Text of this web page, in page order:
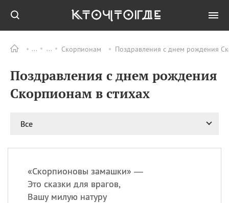
Скорпионам Поздравления с днем рождения
Поздравления с днем рождения
Скорпионам в стихах
Все
«Скорпионовы замашки» —
Это сказки для врагов,
Вашу милую натуру
ПРАЗДНИКИ Все
09.08 День памяти
великомученика и
целителя Пантелеимона
Николая Чудотворца
11.08 День полета на
11.08
День Святой Клары —